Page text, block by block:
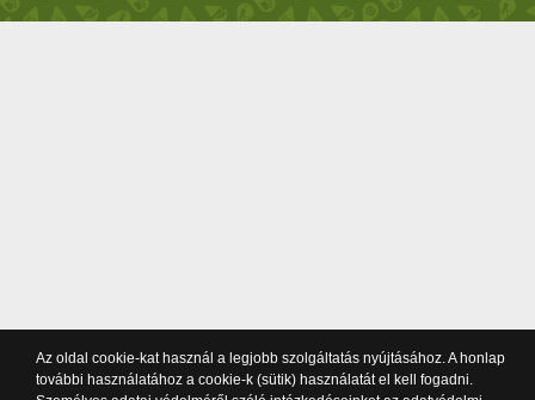
Az oldal cookie-kat használ a legjobb szolgáltatás nyújtásához. A honlap
további használatához a cookie-k (sütik) használatát el kell fogadni.